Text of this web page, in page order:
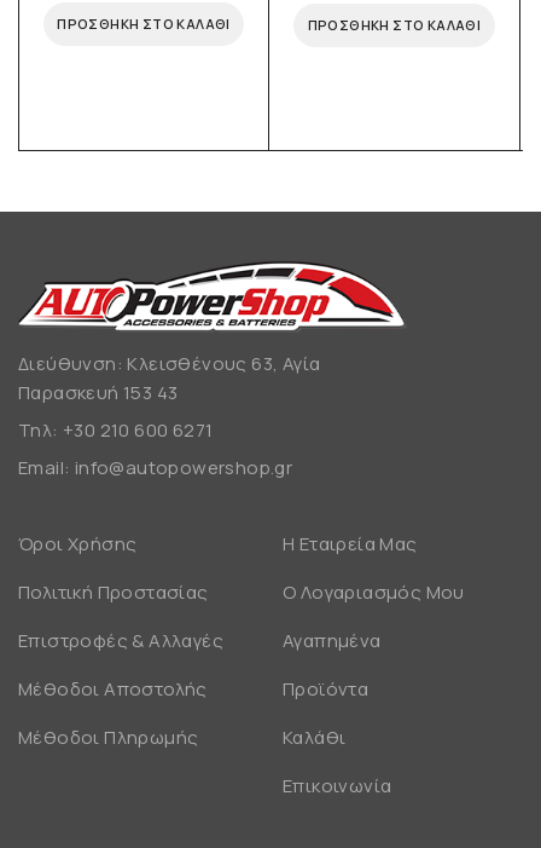
ΠΡΟΣΘΉΚΗ ΣΤΟ ΚΑΛΆΘΙ ΠΡΟΣΘΉΚΗ ΣΤΟ ΚΑΛΆΘΙ
Διεύθυνση: Κλεισθένους 63, Αγία
Παρασκευή 153 43
Τηλ: +30 210 600 6271
Email: info@autopowershop.gr
Όροι Χρήσης
Πολιτική Προστασίας
Επιστροφές & Αλλαγές
Μέθοδοι Αποστολής
Μέθοδοι Πληρωμής
Η Εταιρεία Μας
Ο Λογαριασμός Μου
Αγαπημένα
Προϊόντα
Καλάθι
Επικοινωνία